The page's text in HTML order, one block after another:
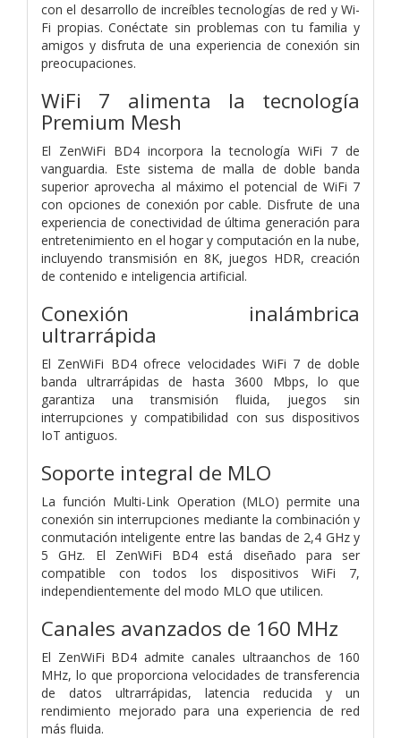
con el desarrollo de increíbles tecnologías de red y Wi-
Fi propias. Conéctate sin problemas con tu familia y
amigos y disfruta de una experiencia de conexión sin
preocupaciones.
WiFi 7 alimenta la tecnología
Premium Mesh
El ZenWiFi BD4 incorpora la tecnología WiFi 7 de
vanguardia. Este sistema de malla de doble banda
superior aprovecha al máximo el potencial de WiFi 7
con opciones de conexión por cable. Disfrute de una
experiencia de conectividad de última generación para
entretenimiento en el hogar y computación en la nube,
incluyendo transmisión en 8K, juegos HDR, creación
de contenido e inteligencia artificial.
Conexión inalámbrica
ultrarrápida
El ZenWiFi BD4 ofrece velocidades WiFi 7 de doble
banda ultrarrápidas de hasta 3600 Mbps, lo que
garantiza una transmisión fluida, juegos sin
interrupciones y compatibilidad con sus dispositivos
IoT antiguos.
Soporte integral de MLO
La función Multi-Link Operation (MLO) permite una
conexión sin interrupciones mediante la combinación y
conmutación inteligente entre las bandas de 2,4 GHz y
5 GHz. El ZenWiFi BD4 está diseñado para ser
compatible con todos los dispositivos WiFi 7,
independientemente del modo MLO que utilicen.
Canales avanzados de 160 MHz
El ZenWiFi BD4 admite canales ultraanchos de 160
MHz, lo que proporciona velocidades de transferencia
de datos ultrarrápidas, latencia reducida y un
rendimiento mejorado para una experiencia de red
más fluida.